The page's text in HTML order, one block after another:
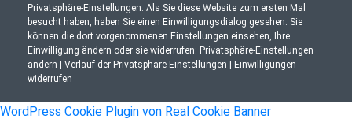
Privatsphäre-Einstellungen: Als Sie diese Website zum ersten Mal
besucht haben, haben Sie einen Einwilligungsdialog gesehen. Sie
können die dort vorgenommenen Einstellungen einsehen, Ihre
Einwilligung ändern oder sie widerrufen: Privatsphäre-Einstellungen
ändern
Verlauf der Privatsphäre-Einstellungen
Einwilligungen
widerrufen
WordPress Cookie Plugin von Real Cookie Banner